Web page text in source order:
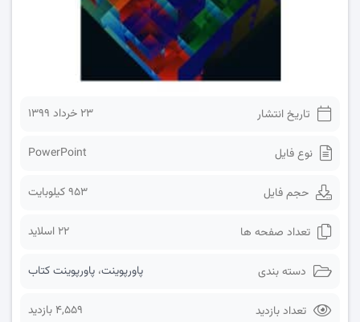
تاریخ انتشار ۲۳ خرداد ۱۳۹۹
نوع فایل PowerPoint
حجم فایل 953 کیلوبایت
تعداد صفحه ها 22 اسلاید
دسته بندی پاورپوینت، پاورپوینت کتاب
تعداد بازدید 4,559 بازدید